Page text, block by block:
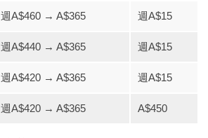
週A$460 → A$365 週A$15
週A$440 → A$365 週A$15
週A$420 → A$365 週A$15
週A$420 → A$365 A$450